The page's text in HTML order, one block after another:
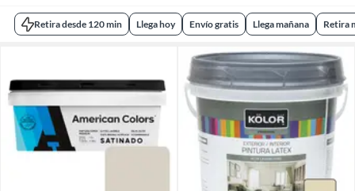
Retira desde 120 min Llega hoy Envío gratis Llega mañana Retira